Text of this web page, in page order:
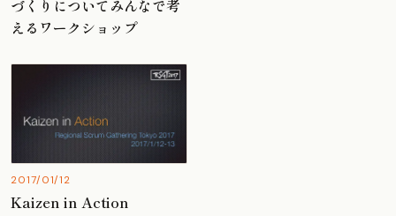
づくりについてみんなで考
えるワークショップ
2017/01/12
Kaizen in Action